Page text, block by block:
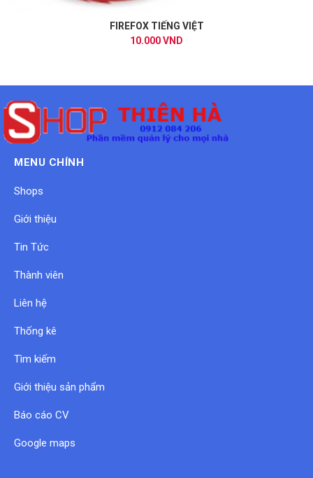
FIREFOX TIẾNG VIỆT
10.000 VND
MENU CHÍNH
Shops
Giới thiệu
Tin Tức
Thành viên
Liên hệ
Thống kê
Tìm kiếm
Giới thiệu sản phẩm
Báo cáo CV
Google maps